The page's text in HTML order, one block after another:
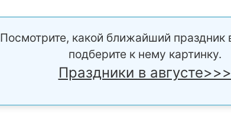
Посмотрите, какой ближайший праздник
подберите к нему картинку.
Праздники в августе>>>